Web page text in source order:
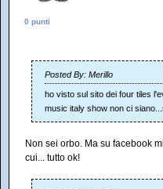
0 punti
Posted By: Merillo
ho visto sul sito dei four tiles
music italy show non ci
Non sei orbo. Ma su facebook
cui... tutto ok!